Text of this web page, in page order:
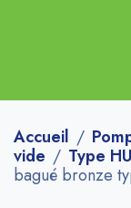
Accueil
vide
Type HU
bagué bronze